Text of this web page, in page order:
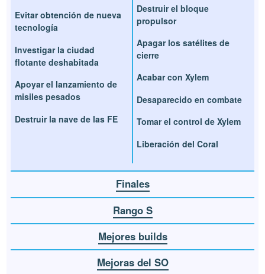
Evitar obtención de nueva
tecnología
Investigar la ciudad
flotante deshabitada
Apoyar el lanzamiento de
misiles pesados
Destruir la nave de las FE
Destruir el bloque
propulsor
Apagar los satélites de
cierre
Acabar con Xylem
Desaparecido en combate
Tomar el control de Xylem
Liberación del Coral
Finales
Rango S
Mejores builds
Mejoras del SO